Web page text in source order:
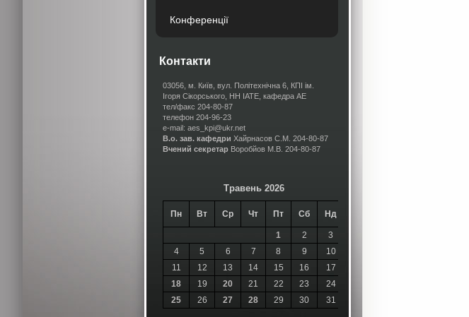
Конференції
Контакти
03056, м. Київ, вул. Політехнічна 6, КПІ ім.
Ігоря Сікорського, НН ІАТЕ, кафедра АЕ
тел/факс 204-80-87
телефон 204-96-23
e-mail: aes_kpi@ukr.net
В.о. зав. кафедри Хайрнасов С.М. 204-80-87
Вчений секретар Воробйов М.В. 204-80-87
Травень 2026
Пн Вт Ср Чт Пт Сб Нд
1 2
3
4
5 6 7 8 9
10
11
12 13 14 15 16
17
18
19 20 21 22 23
24
25
26 27 28 29 30 31